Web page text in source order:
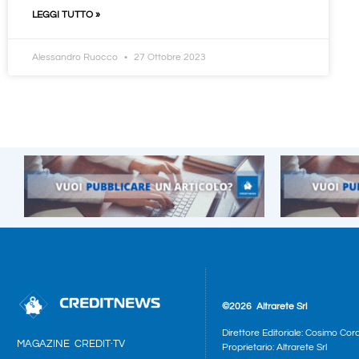
LEGGI TUTTO »
Alessandro Ruocco 27 Ottobre 2023
MAGAZINE CREDIT·TV
©2026 Altrarete Srl
Direttore Editoriale: Cosimo
Proprietario: Altrarete Srl